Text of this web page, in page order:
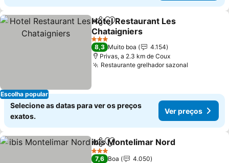
Escolha popular
PartilharAdicionar aos favoritos
Hotel Restaurant Les
Chataigniers
Ver preços
3 Estrelas
8,3 Muito boa
4.154
Privas, a 2.3 km de Coux
Restaurante grelhador sazonal
Selecione as datas para ver os preços
exatos.
Ver preços
PartilharAdicionar aos favoritos
ibis Montelimar Nord
3 Estrelas
7,6 Boa
4.050